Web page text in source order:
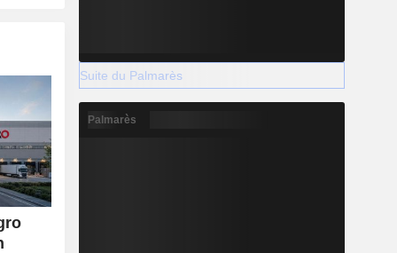
Suite du Palmarès
Palmarès